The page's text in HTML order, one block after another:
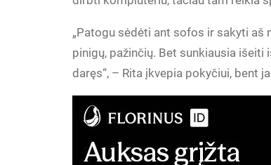
„Patogu sėdėti ant sofos ir sakyti aš
pinigų, pažinčių. Bet sunkiausia
daręs“, – Rita įkvepia pokyčiui, bent